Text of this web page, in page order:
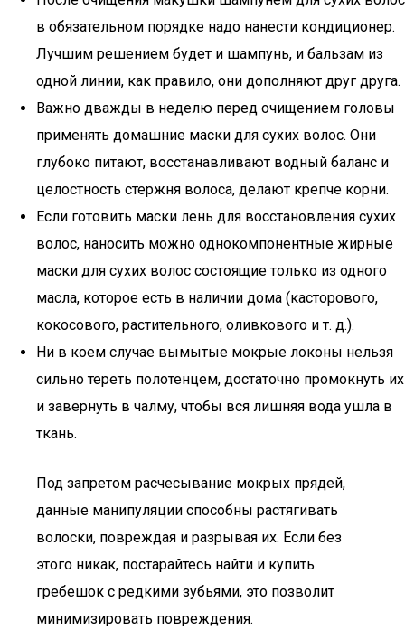
в обязательном порядке надо нанести кондиционер.
Лучшим решением будет и шампунь, и бальзам из
одной линии, как правило, они дополняют друг друга.
Важно дважды в неделю перед очищением головы
применять домашние маски для сухих волос. Они
глубоко питают, восстанавливают водный баланс и
целостность стержня волоса, делают крепче корни.
Если готовить маски лень для восстановления сухих
волос, наносить можно однокомпонентные жирные
маски для сухих волос состоящие только из одного
масла, которое есть в наличии дома (касторового,
кокосового, растительного, оливкового и т. д.).
Ни в коем случае вымытые мокрые локоны нельзя
сильно тереть полотенцем, достаточно промокнуть их
и завернуть в чалму, чтобы вся лишняя вода ушла в
ткань.
Под запретом расчесывание мокрых прядей,
данные манипуляции способны растягивать
волоски, повреждая и разрывая их. Если без
этого никак, постарайтесь найти и купить
гребешок с редкими зубьями, это позволит
минимизировать повреждения.